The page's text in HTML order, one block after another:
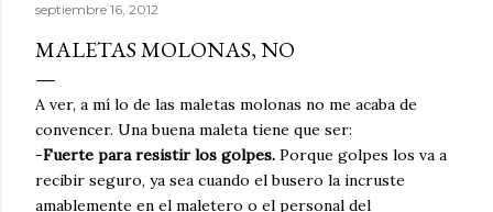
septiembre 16, 2012
MALETAS MOLONAS, NO
A ver, a mí lo de las maletas molonas no me acaba de
convencer. Una buena maleta tiene que ser:
-Fuerte para resistir los golpes. Porque golpes los va a
recibir seguro, ya sea cuando el busero la incruste
amablemente en el maletero o el personal del